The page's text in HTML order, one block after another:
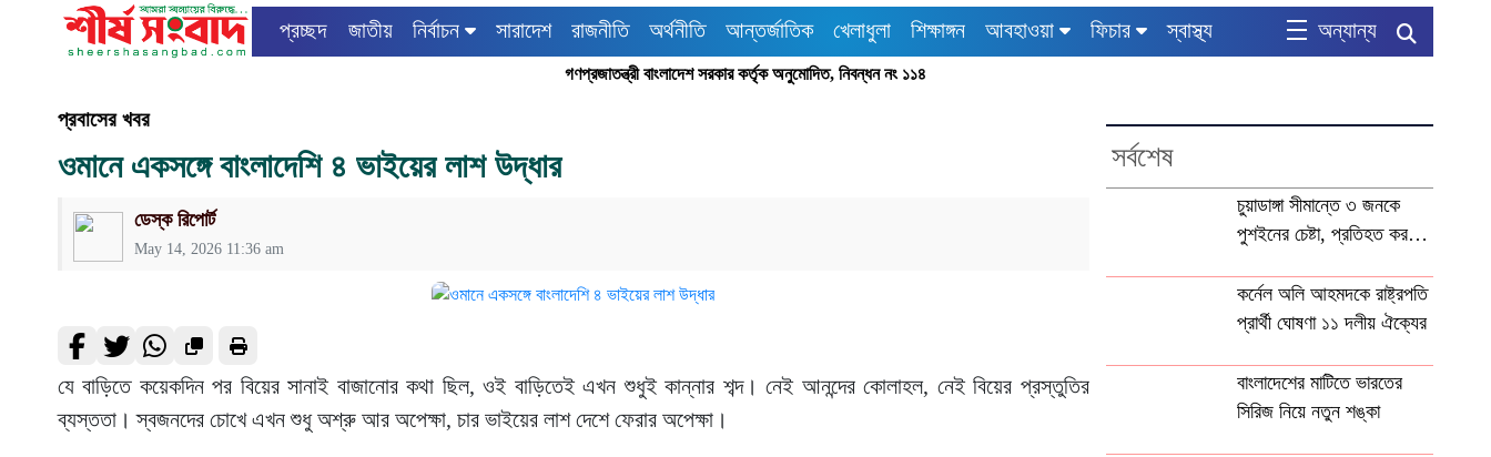
প্রচ্ছদ জাতীয় নির্বাচন সারাদেশ রাজনীতি অর্থনীতি আন্তর্জাতিক খেলাধুলা শিক্ষাঙ্গন আবহাওয়া ফিচার স্বাস্থ্য অন্যান্য
গণপ্রজাতন্ত্রী বাংলাদেশ সরকার কর্তৃক অনুমোদিত, নিবন্ধন নং ১১৪
প্রবাসের খবর
ওমানে একসঙ্গে বাংলাদেশি ৪ ভাইয়ের লাশ উদ্ধার
ডেস্ক রিপোর্ট
May 14, 2026 11:36 am
যে বাড়িতে কয়েকদিন পর বিয়ের সানাই বাজানোর কথা ছিল, ওই বাড়িতেই এখন শুধুই কান্নার শব্দ। নেই আনন্দের কোলাহল, নেই বিয়ের প্রস্তুতির
ব্যস্ততা। স্বজনদের চোখে এখন শুধু অশ্রু আর অপেক্ষা, চার ভাইয়ের লাশ দেশে ফেরার অপেক্ষা।
সর্বশেষ
চুয়াডাঙ্গা সীমান্তে ৩ জনকে
পুশইনের চেষ্টা, প্রতিহত করল
কর্নেল অলি আহমদকে রাষ্ট্রপতি
প্রার্থী ঘোষণা ১১ দলীয় ঐক্যের
বাংলাদেশের মাটিতে ভারতের
সিরিজ নিয়ে নতুন শঙ্কা